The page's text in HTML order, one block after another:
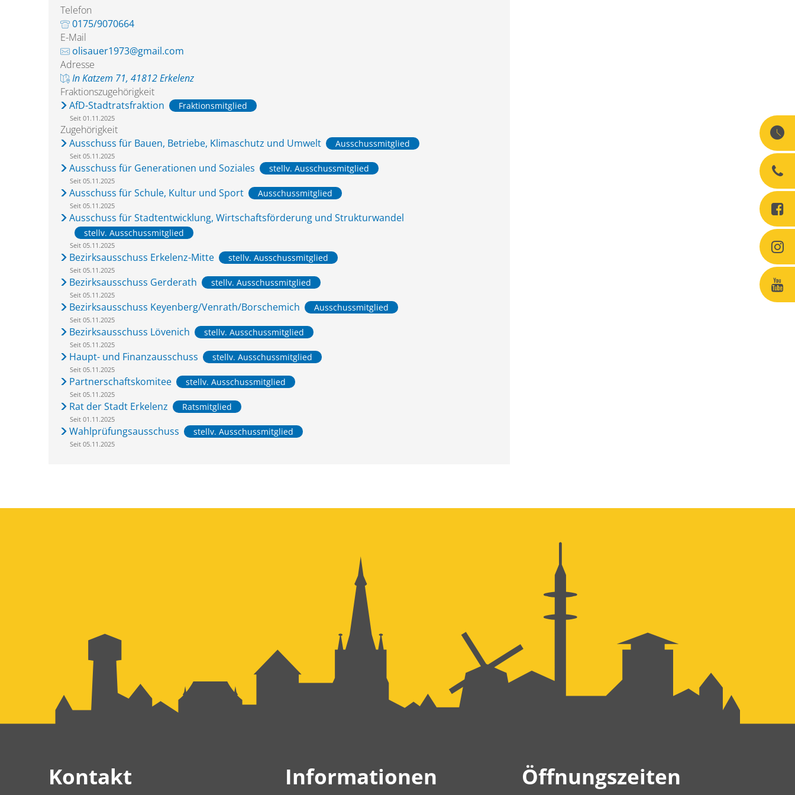
Telefon
0175/9070664
E-Mail
olisauer1973@gmail.com
Adresse
In Katzem 71, 41812 Erkelenz
Fraktionszugehörigkeit
AfD-Stadtratsfraktion
Fraktionsmitglied
Seit 01.11.2025
Zugehörigkeit
Ausschuss für Bauen, Betriebe, Klimaschutz und Umwelt
Ausschussmitglied
Seit 05.11.2025
Ausschuss für Generationen und Soziales stellv. Ausschussmitglied
Seit 05.11.2025
Ausschuss für Schule, Kultur und Sport Ausschussmitglied
Seit 05.11.2025
Ausschuss für Stadtentwicklung, Wirtschaftsförderung und Strukturwandel
stellv. Ausschussmitglied
Seit 05.11.2025
Bezirksausschuss Erkelenz-Mitte stellv. Ausschussmitglied
Seit 05.11.2025
Bezirksausschuss Gerderath stellv. Ausschussmitglied
Seit 05.11.2025
Bezirksausschuss Keyenberg/Venrath/Borschemich Ausschussmitglied
Seit 05.11.2025
Bezirksausschuss Lövenich stellv. Ausschussmitglied
Seit 05.11.2025
Haupt- und Finanzausschuss stellv. Ausschussmitglied
Seit 05.11.2025
Partnerschaftskomitee stellv. Ausschussmitglied
Seit 05.11.2025
Rat der Stadt Erkelenz Ratsmitglied
Seit 01.11.2025
Wahlprüfungsausschuss stellv. Ausschussmitglied
Seit 05.11.2025
Kontakt Informationen Öffnungszeiten